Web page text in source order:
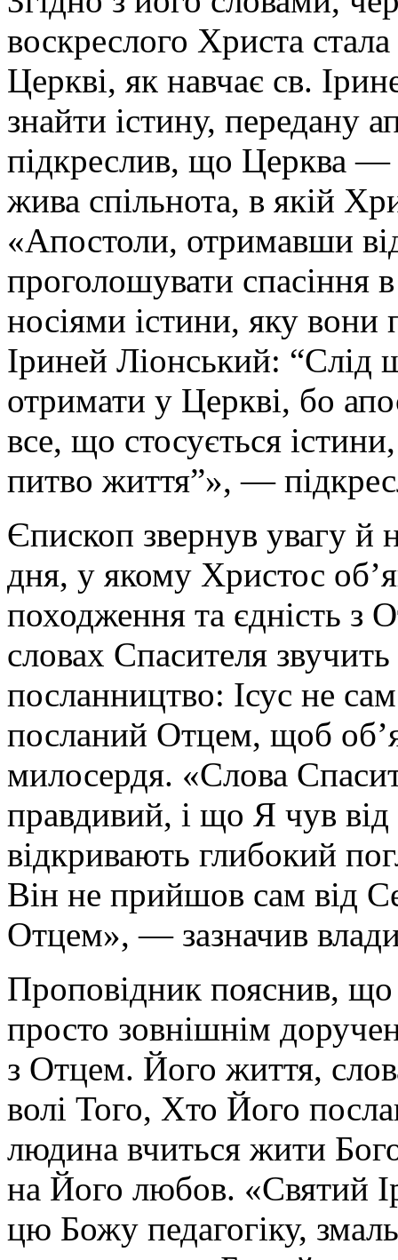
воскреслого Христа
Церкві, як навчає св.
знайти істину, передану
підкреслив, що Церква —
жива спільнота, в якій
«Апостоли, отримавши
проголошувати спасіння
носіями істини, яку вони
Іриней Ліонський: “Слід
отримати у Церкві, бо
все, що стосується
питво життя”», —
Єпископ звернув увагу й
дня, у якому Христос
походження та єдність з
словах Спасителя
посланництво: Ісус не
посланий Отцем, щоб
милосердя. «Слова
правдивий, і що Я чув від
відкривають глибокий
Він не прийшов сам від
Отцем», — зазначив
Проповідник пояснив,
просто зовнішнім
з Отцем. Його життя,
волі Того, Хто Його
людина вчиться жити
на Його любов. «Святий
цю Божу педагогіку,